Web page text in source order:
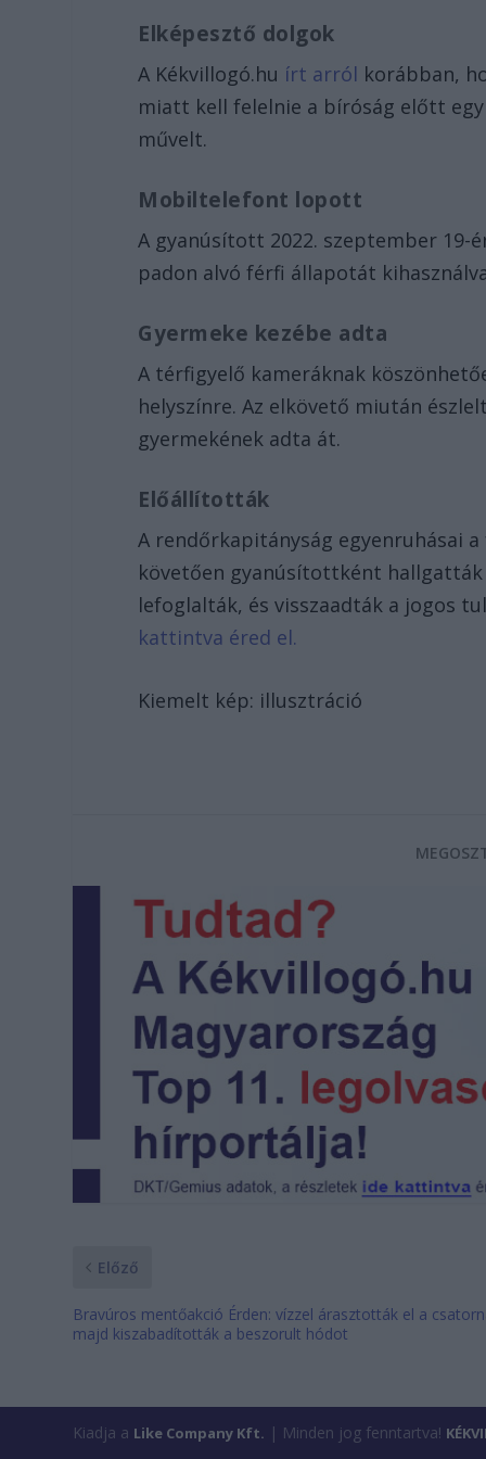
Elképesztő dolgok
A Kékvillogó.hu írt arról korábban,
miatt kell felelnie a bíróság előtt
művelt.
Mobiltelefont lopott
A gyanúsított 2022. szeptember 19-
padon alvó férfi állapotát
Gyermeke kezébe adta
A térfigyelő kameráknak
helyszínre. Az elkövető miután
gyermekének adta át.
Előállították
A rendőrkapitányság egyenruhásai
követően gyanúsítottként
lefoglalták, és visszaadták a jogos
kattintva éred el.
Kiemelt kép: illusztráció
Előző
Bravúros mentőakció Érden: vízzel árasztották el a
majd kiszabadították a beszorult hódot
Kiadja a Like Company Kft. | Minden jog fenntartva!